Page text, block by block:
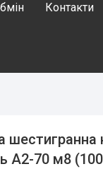
Контакти
шестигранна
А2-70 м8